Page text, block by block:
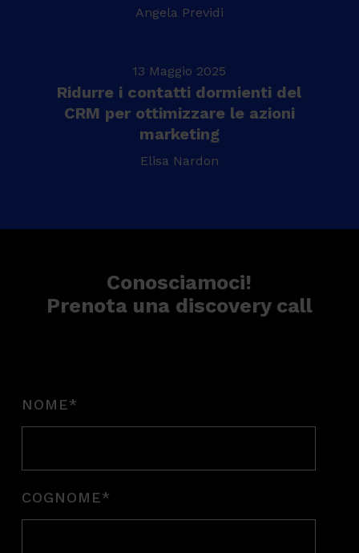
Angela Previdi
13 Maggio 2025
Ridurre i contatti dormienti del
CRM per ottimizzare le azioni
marketing
Elisa Nardon
Conosciamoci!
Prenota una discovery call
NOME*
COGNOME*